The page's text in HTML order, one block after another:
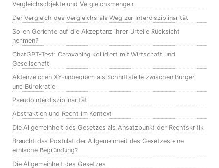
Vergleichsobjekte und Vergleichsmengen
Der Vergleich des Vergleichs als Weg zur Interdisziplinarität
Sollen Gerichte auf die Akzeptanz ihrer Urteile Rücksicht
nehmen?
ChatGPT-Test: Caravaning kollidiert mit Wirtschaft und
Gesellschaft
Aktenzeichen XY-unbequem als Schnittstelle zwischen Bürger
und Bürokratie
Pseudointerdisziplinarität
Abstraktion und Recht im Kontext
Die Allgemeinheit des Gesetzes als Ansatzpunkt der Rechtskritik
Braucht das Postulat der Allgemeinheit des Gesetzes eine
ethische Begründung?
Die Allgemeinheit des Gesetzes